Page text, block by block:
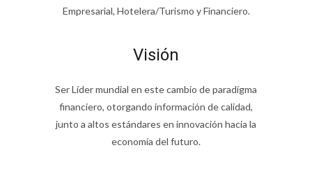
Empresarial, Hotelera/Turismo y Financiero.
Visión
Ser Líder mundial en este cambio de paradigma
financiero, otorgando información de calidad,
junto a altos estándares en innovación hacia la
economía del futuro.